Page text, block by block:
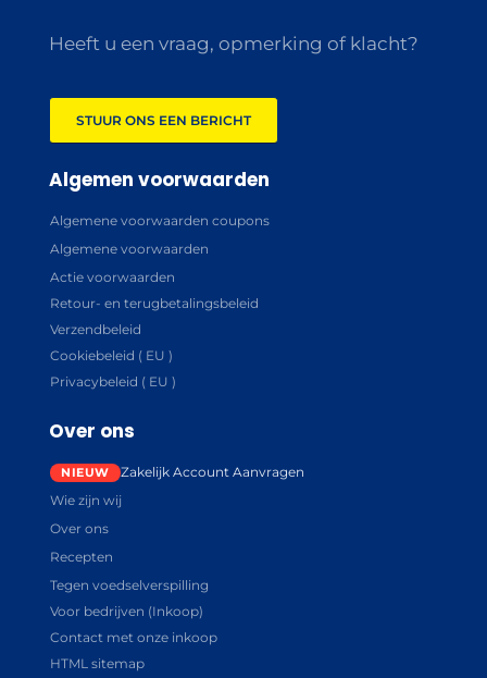
Heeft u een vraag, opmerking of klacht?
STUUR ONS EEN BERICHT
Algemen voorwaarden
Algemene voorwaarden coupons
Algemene voorwaarden
Actie voorwaarden
Retour- en terugbetalingsbeleid
Verzendbeleid
Cookiebeleid ( EU )
Privacybeleid ( EU )
Over ons
Zakelijk Account Aanvragen
Wie zijn wij
Over ons
Recepten
Tegen voedselverspilling
Voor bedrijven (Inkoop)
Contact met onze inkoop
HTML sitemap